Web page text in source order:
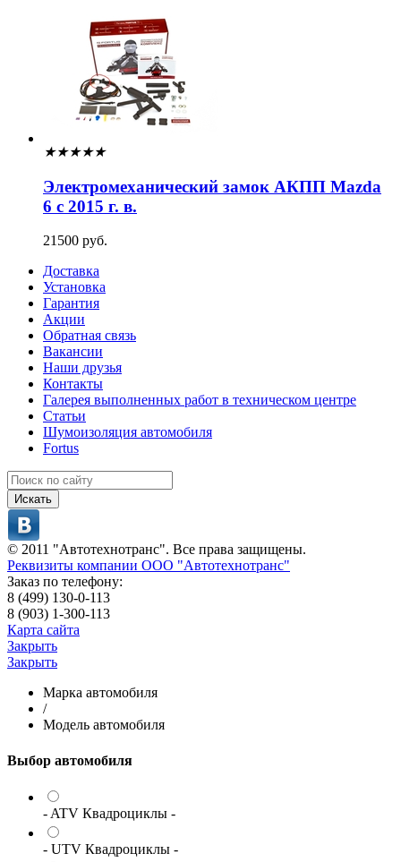
★★★★★
Электромеханический замок АКПП Mazda
6 с 2015 г. в.
21500 руб.
Доставка
Установка
Гарантия
Акции
Обратная связь
Вакансии
Наши друзья
Контакты
Галерея выполненных работ в техническом центре
Статьи
Шумоизоляция автомобиля
Fortus
Искать
© 2011 "Автотехнотранс". Все права защищены.
Реквизиты компании ООО "Автотехнотранс"
Заказ по телефону:
8 (499) 130-0-113
8 (903) 1-300-113
Карта сайта
Закрыть
Закрыть
Марка автомобиля
/
Модель автомобиля
Выбор автомобиля
- ATV Квадроциклы -
- UTV Квадроциклы -